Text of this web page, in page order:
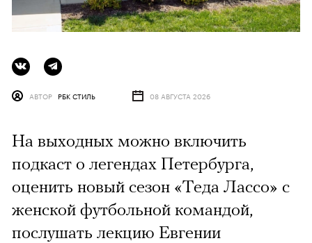
АВТОР РБК СТИЛЬ 08 АВГУСТА 2026
На выходных можно включить
подкаст о легендах Петербурга,
оценить новый сезон «Теда Лассо» с
женской футбольной командой,
послушать лекцию Евгении